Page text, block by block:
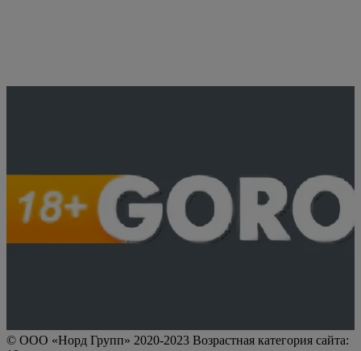
© ООО «Норд Групп» 2020-2023 Возрастная категория сайта: